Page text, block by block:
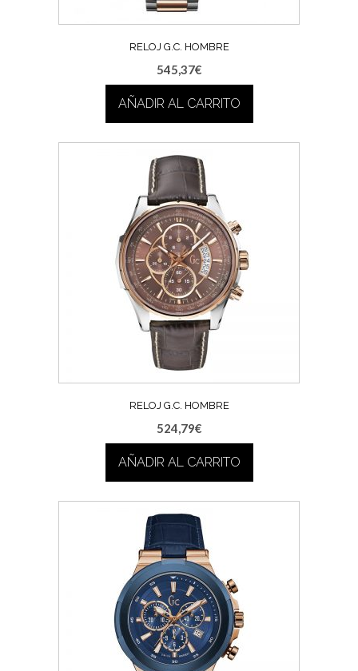
RELOJ G.C. HOMBRE
545,37€
AÑADIR AL CARRITO
RELOJ G.C. HOMBRE
524,79€
AÑADIR AL CARRITO